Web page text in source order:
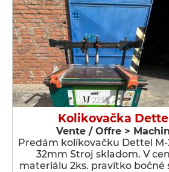
Kolikovačka
Vente / Offre >
Predám kolíkovačku Dettel M-
32mm Stroj skladom. V
materiálu 2ks. pravítko bočné